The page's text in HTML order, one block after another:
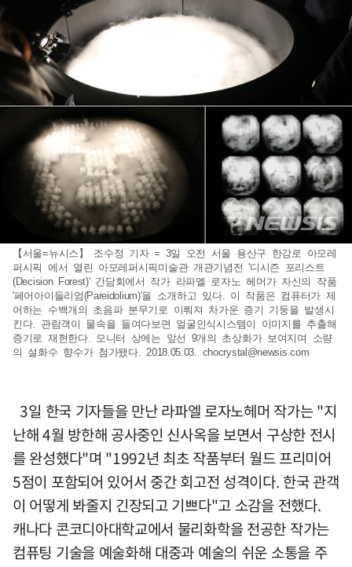
【서울=뉴시스】 조수정 기자 = 3일 오전 서울 용산구 한강로 아모레
퍼시픽 에서 열린 아모레퍼시픽미술관 개관기념전 '디시즌 포리스트
(Decision Forest)' 간담회에서 작가 라파엘 로자노 헤머가 자신의 작품
'페어아이들리엄(Pareidolium)'을 소개하고 있다. 이 작품은 컴퓨터가 제
어하는 수백개의 초음파 분무기로 이뤄져 차가운 증기 기둥을 발생시
킨다. 관람객이 물속을 들여다보면 얼굴인식시스템이 이미지를 추출해
증기로 재현한다. 모니터 상에는 앞선 9개의 초상화가 보여지며 소량
의 설화수 향수가 첨가됐다. 2018.05.03. chocrystal@newsis.com
3일 한국 기자들을 만난 라파엘 로자노헤머 작가는 "지
난해 4월 방한해 공사중인 신사옥을 보면서 구상한 전시
를 완성했다"며 "1992년 최초 작품부터 월드 프리미어
5점이 포함되어 있어서 중간 회고전 성격이다. 한국 관객
이 어떻게 봐줄지 긴장되고 기쁘다"고 소감을 전했다.
캐나다 콘코디아대학교에서 물리화학을 전공한 작가는
컴퓨팅 기술을 예술화해 대중과 예술의 쉬운 소통을 주